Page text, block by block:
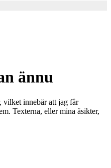
ännu
vilket innebär att jag får
Texterna, eller mina åsikter,